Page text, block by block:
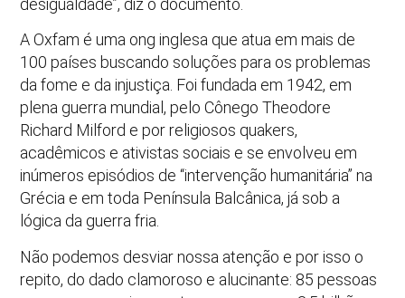
desigualdade”, diz o documento.
A Oxfam é uma ong inglesa que atua em mais de
100 países buscando soluções para os problemas
da fome e da injustiça. Foi fundada em 1942, em
plena guerra mundial, pelo Cônego Theodore
Richard Milford e por religiosos quakers,
acadêmicos e ativistas sociais e se envolveu em
inúmeros episódios de “intervenção humanitária” na
Grécia e em toda Península Balcânica, já sob a
lógica da guerra fria.
Não podemos desviar nossa atenção e por isso o
repito, do dado clamoroso e alucinante: 85 pessoas